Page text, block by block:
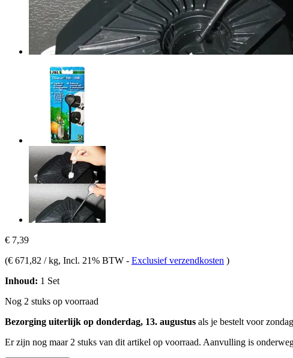
€ 7,39
(€ 671,82 / kg, Incl. 21% BTW - Exclusief verzendkosten )
Inhoud: 1 Set
Nog 2 stuks op voorraad
Bezorging uiterlijk op donderdag, 13. augustus als je bestelt voor
Er zijn nog maar 2 stuks van dit artikel op voorraad. Aanvulling is